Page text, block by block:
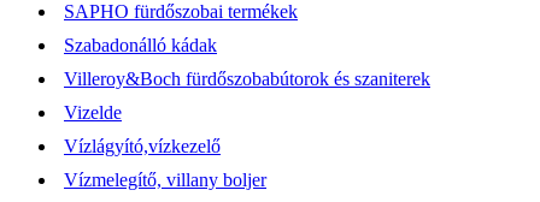
SAPHO fürdőszobai termékek
Szabadonálló kádak
Villeroy&Boch fürdőszobabútorok és szaniterek
Vizelde
Vízlágyító,vízkezelő
Vízmelegítő, villany boljer